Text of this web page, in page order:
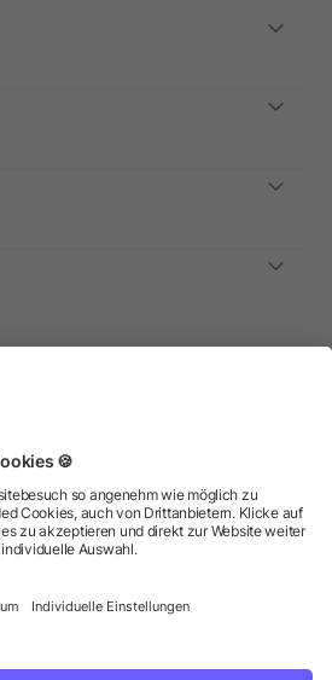
Werbemittel und
Alle Preise zzgl. MwSt.